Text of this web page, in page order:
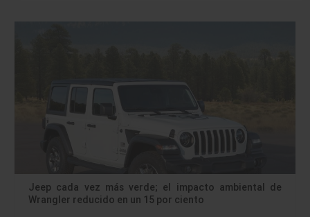
Jeep cada vez más verde; el impacto ambiental de
Wrangler reducido en un 15 por ciento